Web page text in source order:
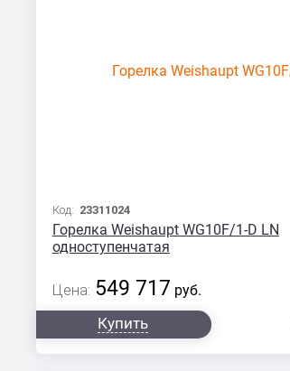
Код: 23311024
Горелка Weishaupt WG10F/1-D LN
одноступенчатая
Цена: 549 717 руб.
Купить